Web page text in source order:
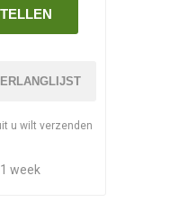
u wilt verzenden
1 week